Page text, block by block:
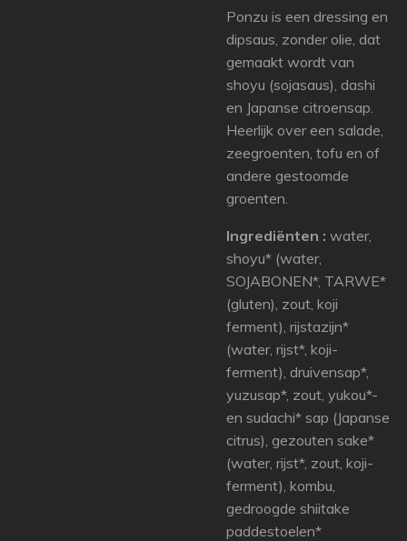
Ponzu is een dressing en
dipsaus, zonder olie, dat
gemaakt wordt van
shoyu (sojasaus), dashi
en Japanse citroensap.
Heerlijk over een salade,
zeegroenten, tofu en of
andere gestoomde
groenten.
Ingrediënten : water,
shoyu* (water,
SOJABONEN*, TARWE*
(gluten), zout, koji
ferment), rijstazijn*
(water, rijst*, koji-
ferment), druivensap*,
yuzusap*, zout, yukou*-
en sudachi* sap (Japanse
citrus), gezouten sake*
(water, rijst*, zout, koji-
ferment), kombu,
gedroogde shiitake
paddestoelen*